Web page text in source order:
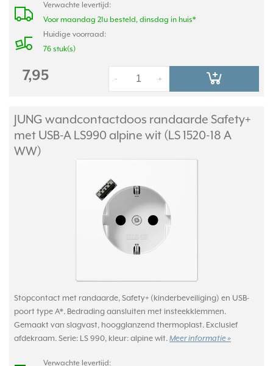
Verwachte levertijd:
Voor maandag 21u besteld, dinsdag in huis*
Huidige voorraad:
76 stuk(s)
7,95 +
-
JUNG wandcontactdoos randaarde Safety+
met USB-A LS990 alpine wit (LS 1520-18 A
WW)
Stopcontact met randaarde, Safety+ (kinderbeveiliging) en USB-
poort type A*. Bedrading aansluiten met insteekklemmen.
Gemaakt van slagvast, hoogglanzend thermoplast. Exclusief
afdekraam. Serie: LS 990, kleur: alpine wit. Meer informatie »
Verwachte levertijd: